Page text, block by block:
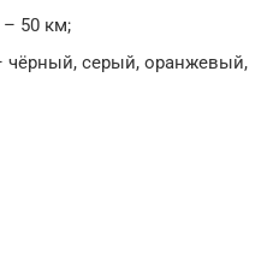
50 км;
чёрный, серый, оранжевый,